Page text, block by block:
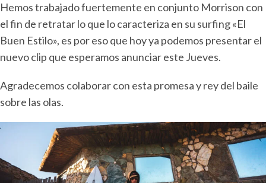
Hemos trabajado fuertemente en conjunto Morrison con
el fin de retratar lo que lo caracteriza en su surfing «El
Buen Estilo», es por eso que hoy ya podemos presentar el
nuevo clip que esperamos anunciar este Jueves.
Agradecemos colaborar con esta promesa y rey del baile
sobre las olas.